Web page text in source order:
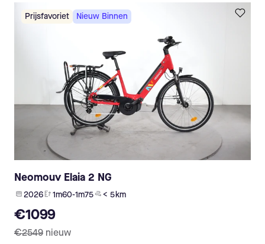
Prijsfavoriet Nieuw Binnen
Neomouv Elaia 2 NG
2026 1m60-1m75 < 5 km
€1099
€2549 nieuw